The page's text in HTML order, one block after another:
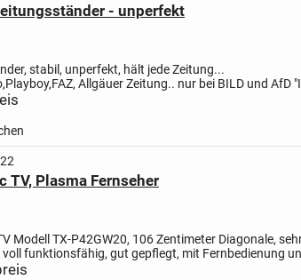
- unperfekt
stabil, unperfekt, hält jede Zeitung...
Allgäuer Zeitung.. nur bei BILD und AfD
er etwas... aber das ist ja normal..Besichtigung...
TV, Plasma Fernseher
Modell TX-P42GW20, 106 Zentimeter Diagonale,
funktionsfähig, gut gepflegt, mit Fernbedienung
- bitte Abholung in Bielefeld